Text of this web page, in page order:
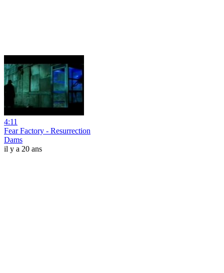
4:11
Fear Factory - Resurrection
Dams
il y a 20 ans